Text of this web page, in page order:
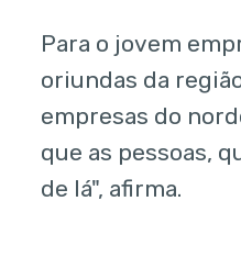
Para o jovem
oriundas da
empresas do
que as pessoas,
de lá", afirma.